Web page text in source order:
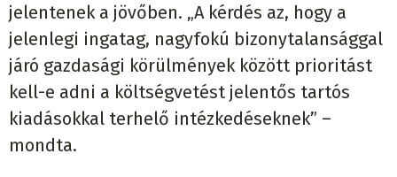
jelentenek a jövőben. „A kérdés az, hogy a
jelenlegi ingatag, nagyfokú bizonytalansággal
járó gazdasági körülmények között prioritást
kell-e adni a költségvetést jelentős tartós
kiadásokkal terhelő intézkedéseknek” –
mondta.